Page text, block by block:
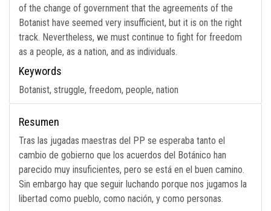
of the change of government that the agreements of the
Botanist have seemed very insufficient, but it is on the right
track. Nevertheless, we must continue to fight for freedom
as a people, as a nation, and as individuals.
Keywords
Botanist, struggle, freedom, people, nation
Resumen
Tras las jugadas maestras del PP se esperaba tanto el
cambio de gobierno que los acuerdos del Botánico han
parecido muy insuficientes, pero se está en el buen camino.
Sin embargo hay que seguir luchando porque nos jugamos la
libertad como pueblo, como nación, y como personas.